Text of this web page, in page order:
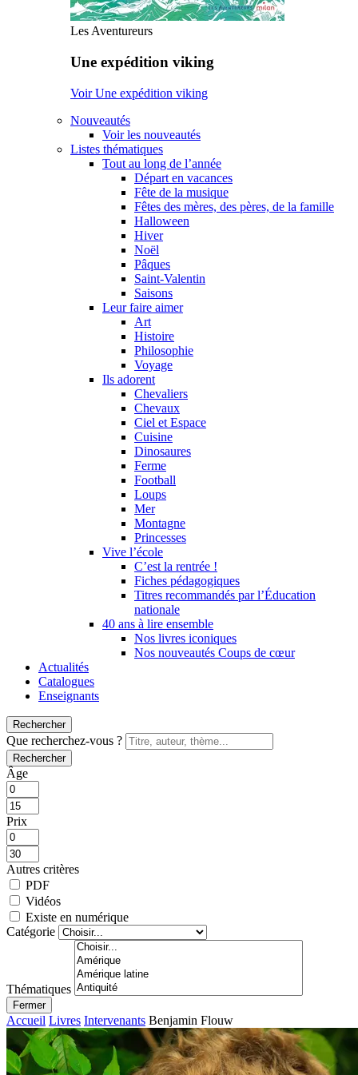
Les Aventureurs
Une expédition viking
Voir Une expédition viking
Nouveautés
Voir les nouveautés
Listes thématiques
Tout au long de l’année
Départ en vacances
Fête de la musique
Fêtes des mères, des pères, de la famille
Halloween
Hiver
Noël
Pâques
Saint-Valentin
Saisons
Leur faire aimer
Art
Histoire
Philosophie
Voyage
Ils adorent
Chevaliers
Chevaux
Ciel et Espace
Cuisine
Dinosaures
Ferme
Football
Loups
Mer
Montagne
Princesses
Vive l’école
C’est la rentrée !
Fiches pédagogiques
Titres recommandés par l’Éducation
nationale
40 ans à lire ensemble
Nos livres iconiques
Nos nouveautés Coups de cœur
Actualités
Catalogues
Enseignants
Rechercher
Que recherchez-vous ?
Rechercher
Âge
Prix
Autres critères
PDF
Vidéos
Existe en numérique
Catégorie
Thématiques
Fermer
Accueil Livres Intervenants Benjamin Flouw